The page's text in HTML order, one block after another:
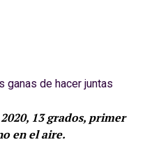
13 grados, primer
en el aire.